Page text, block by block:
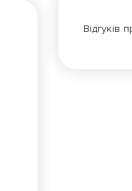
Відгуків